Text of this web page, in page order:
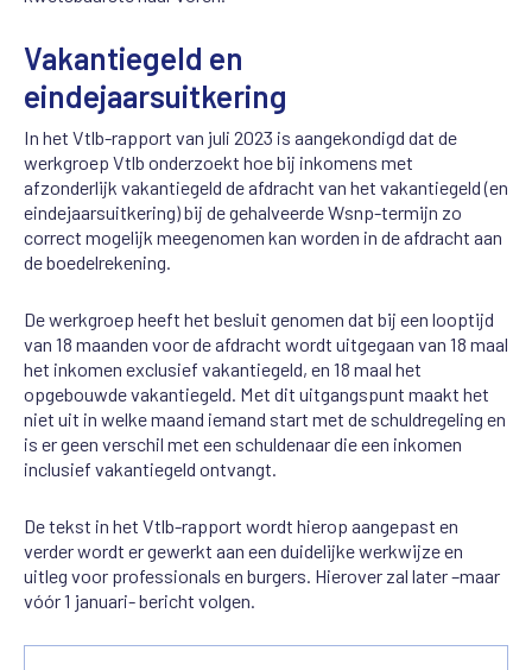
Vakantiegeld en
eindejaarsuitkering
In het Vtlb-rapport van juli 2023 is aangekondigd dat de
werkgroep Vtlb onderzoekt hoe bij inkomens met
afzonderlijk vakantiegeld de afdracht van het vakantiegeld (en
eindejaarsuitkering) bij de gehalveerde Wsnp-termijn zo
correct mogelijk meegenomen kan worden in de afdracht aan
de boedelrekening.
De werkgroep heeft het besluit genomen dat bij een looptijd
van 18 maanden voor de afdracht wordt uitgegaan van 18 maal
het inkomen exclusief vakantiegeld, en 18 maal het
opgebouwde vakantiegeld. Met dit uitgangspunt maakt het
niet uit in welke maand iemand start met de schuldregeling en
is er geen verschil met een schuldenaar die een inkomen
inclusief vakantiegeld ontvangt.
De tekst in het Vtlb-rapport wordt hierop aangepast en
verder wordt er gewerkt aan een duidelijke werkwijze en
uitleg voor professionals en burgers. Hierover zal later –maar
vóór 1 januari- bericht volgen.